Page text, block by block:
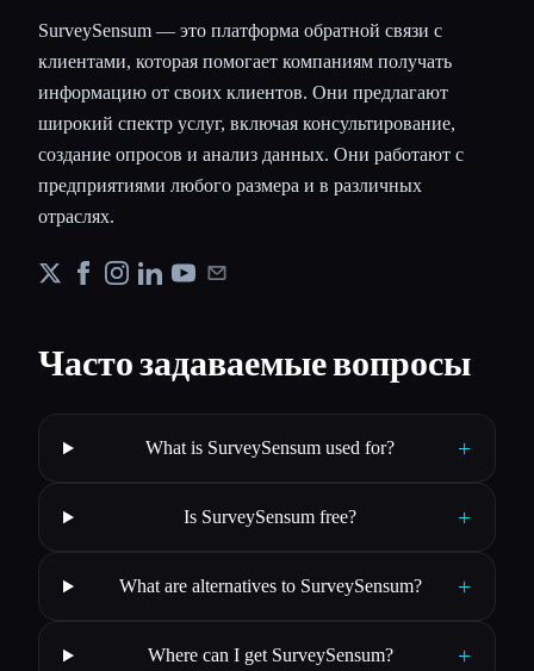
SurveySensum — это платформа обратной связи с
клиентами, которая помогает компаниям получать
информацию от своих клиентов. Они предлагают
широкий спектр услуг, включая консультирование,
создание опросов и анализ данных. Они работают с
предприятиями любого размера и в различных
отраслях.
Часто задаваемые вопросы
What is SurveySensum used for? +
Is SurveySensum free? +
What are alternatives to SurveySensum? +
Where can I get SurveySensum? +